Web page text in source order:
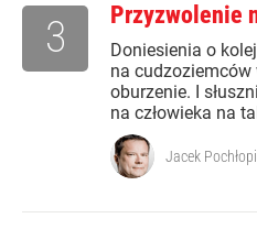
Przyzwolenie
Doniesienia o
na cudzoziemców
oburzenie. I
na człowieka na
3
Jacek